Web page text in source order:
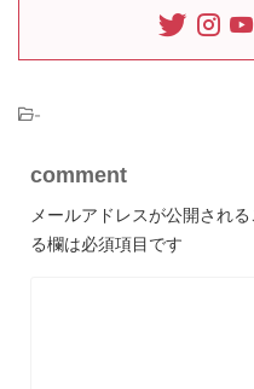
-
comment
メールアドレスが公開される
る欄は必須項目です